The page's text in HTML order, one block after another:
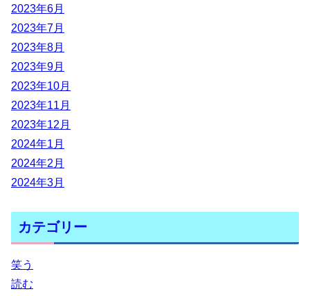
2023年6月
2023年7月
2023年8月
2023年9月
2023年10月
2023年11月
2023年12月
2024年1月
2024年2月
2024年3月
カテゴリー
笑う
読む